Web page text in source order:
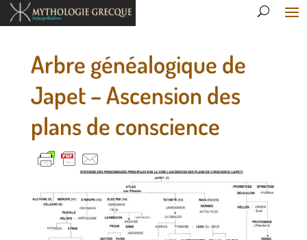
Arbre généalogique de
Japet – Ascension des
plans de conscience